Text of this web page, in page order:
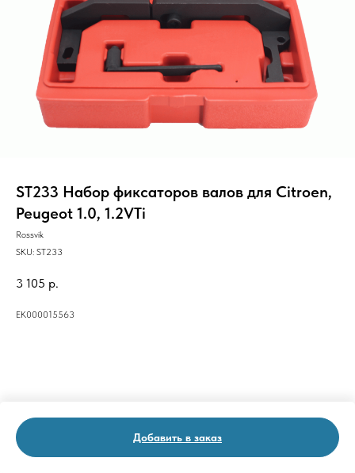
ST233 Набор фиксаторов валов для Citroen,
Peugeot 1.0, 1.2VTi
Rossvik
SKU: ST233
3 105 р.
Добавить в заказ
ЕК000015563